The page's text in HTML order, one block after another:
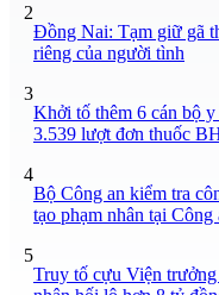
2
Đồng Nai: Tạm giữ gã
riêng của người tình
3
Khởi tố thêm 6 cán bộ
3.539 lượt đơn thuốc
4
Bộ Công an kiểm tra
tạo phạm nhân tại
5
Truy tố cựu Viện